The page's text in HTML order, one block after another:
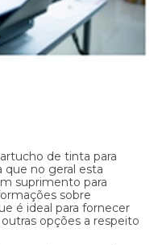
de tinta para
que no geral esta
suprimento para
sobre
é ideal para fornecer
opções a respeito